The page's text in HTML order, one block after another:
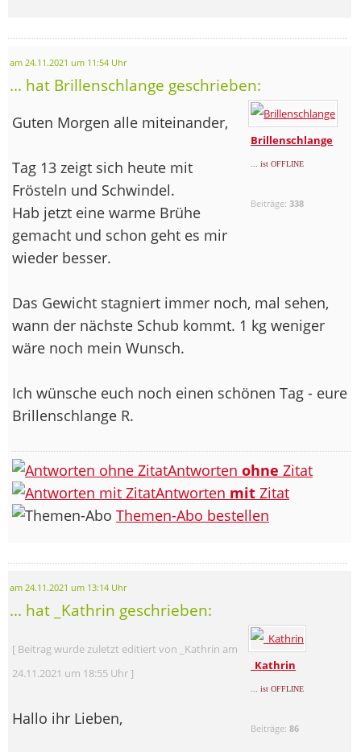
am 24.11.2021 um 11:54 Uhr
... hat Brillenschlange geschrieben:
Brillenschlange
... ist OFFLINE
Beiträge:338
Guten Morgen alle miteinander,
Tag 13 zeigt sich heute mit
Frösteln und Schwindel.
Hab jetzt eine warme Brühe
gemacht und schon geht es mir
wieder besser.
Das Gewicht stagniert immer noch, mal sehen,
wann der nächste Schub kommt. 1 kg weniger
wäre noch mein Wunsch.
Ich wünsche euch noch einen schönen Tag - eure
Brillenschlange R.
Antworten ohne Zitat
Antworten mit Zitat
Themen-Abo bestellen
am 24.11.2021 um 13:14 Uhr
... hat _Kathrin geschrieben:
_Kathrin
... ist OFFLINE
Beiträge:86
[ Beitrag wurde zuletzt editiert von _Kathrin am
24.11.2021 um 18:55 Uhr ]
Hallo ihr Lieben,